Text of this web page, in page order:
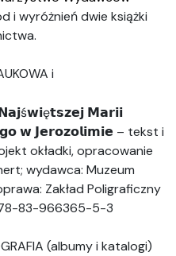
i wyróżnień dwie książki
i
𝗠𝗮𝗿𝗶𝗶
𝘄 𝗝𝗲𝗿𝗼𝘇𝗼𝗹𝗶𝗺𝗶𝗲 – tekst i
okładki, opracowanie
wydawca: Muzeum
Zakład Poligraficzny
83-966365-5-3
(albumy i katalogi)